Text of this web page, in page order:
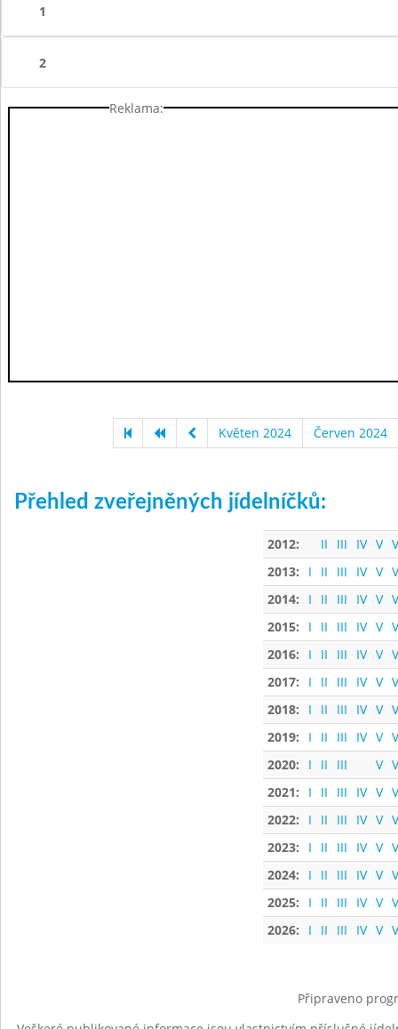
1
2
Reklama:
Květen 2024 Červen 2024
Přehled zveřejněných jídelníčků:
2012: II III IV V
2013:
I II III IV V
2014:
I II III IV V
2015:
I II III IV V
2016:
I II III IV V
2017:
I II III IV V
2018:
I II III IV V
2019:
I II III IV V
2020:
I II III V
2021:
I II III IV V
2022:
I II III IV V
2023:
I II III IV V
2024:
I II III IV V
2025:
I II III IV V
2026:
I II III IV V
Připraveno